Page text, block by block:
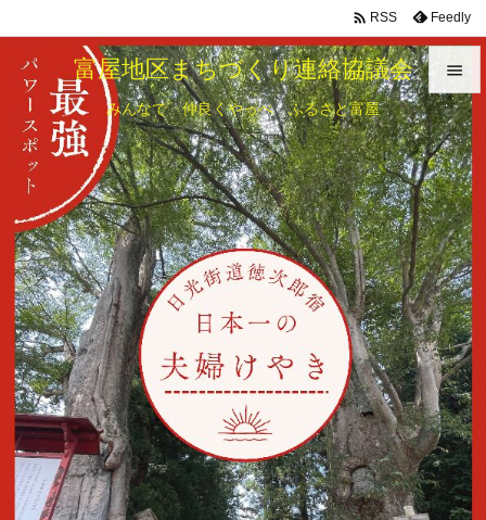
富屋地区まちづくり連絡協議会
みんなで 仲良くやっぺ ふるさと富屋


メニュ

サイド

前へ

次へ

検索
 RSS Feedly